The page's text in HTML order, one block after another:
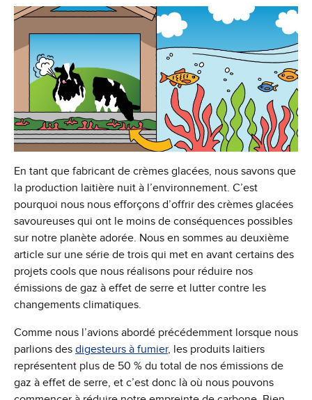
En tant que fabricant de crèmes glacées, nous savons que
la production laitière nuit à l’environnement. C’est
pourquoi nous nous efforçons d’offrir des crèmes glacées
savoureuses qui ont le moins de conséquences possibles
sur notre planète adorée. Nous en sommes au deuxième
article sur une série de trois qui met en avant certains des
projets cools que nous réalisons pour réduire nos
émissions de gaz à effet de serre et lutter contre les
changements climatiques.
Comme nous l’avions abordé précédemment lorsque nous
parlions des digesteurs à fumier, les produits laitiers
représentent plus de 50 % du total de nos émissions de
gaz à effet de serre, et c’est donc là où nous pouvons